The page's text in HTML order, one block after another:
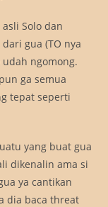
Solo dan
gua (TO nya
ngomong.
ga semua
tepat seperti
yang buat gua
dikenalin ama si
ya cantikan
dia baca threat